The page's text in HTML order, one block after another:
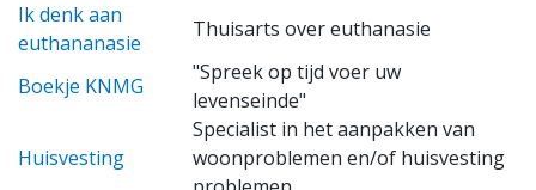
Ik denk aan
euthananasie
Thuisarts over euthanasie
Boekje KNMG
"Spreek op tijd voer uw
levenseinde"
Huisvesting
Specialist in het aanpakken van
woonproblemen en/of huisvesting